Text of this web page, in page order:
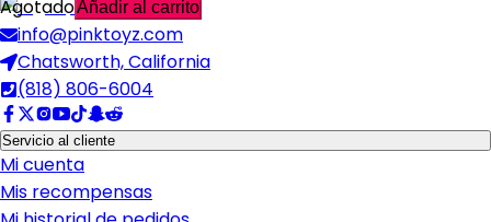
AgotadoAñadir al carrito
info@pinktoyz.com
Chatsworth, California
(818) 806-6004
Servicio al cliente
Mi cuenta
Mis recompensas